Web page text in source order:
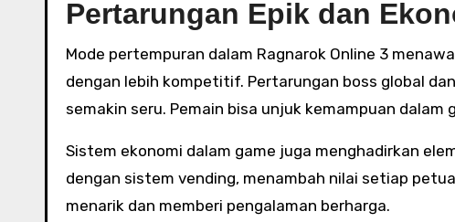
Pertarungan Epik dan
Mode pertempuran dalam Ragnarok Online 3
dengan lebih kompetitif. Pertarungan boss global
semakin seru. Pemain bisa unjuk kemampuan
Sistem ekonomi dalam game juga menghadirkan
dengan sistem vending, menambah nilai setiap
menarik dan memberi pengalaman berharga.